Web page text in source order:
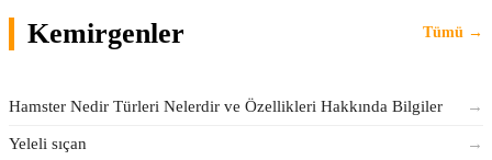
Kemirgenler Tümü →
Hamster Nedir Türleri Nelerdir ve Özellikleri Hakkında Bilgiler →
Yeleli sıçan →